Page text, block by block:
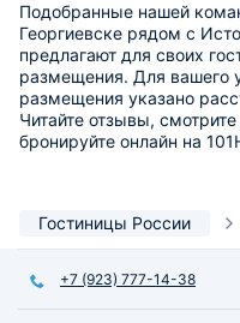
Подобранные нашей
Георгиевске рядом с
предлагают для своих
размещения. Для вашего
размещения указано
Читайте отзывы,
бронируйте онлайн на
Гостиницы России
+7 (923) 777-14-38